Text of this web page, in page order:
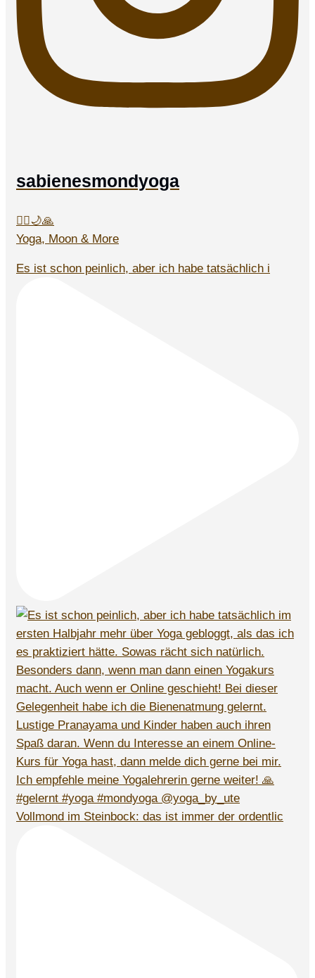
sabienesmondyoga
🧘‍♀️🌙🙏
Yoga, Moon & More
Es ist schon peinlich, aber ich habe tatsächlich i
Vollmond im Steinbock: das ist immer der ordentlic